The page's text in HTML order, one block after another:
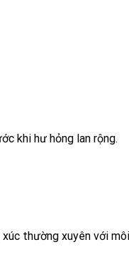
khi hư hỏng lan rộng.
thường xuyên với